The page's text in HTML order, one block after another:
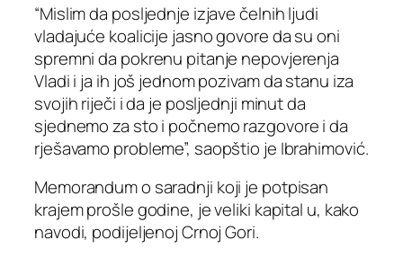
“Mislim da posljednje izjave čelnih ljudi
vladajuće koalicije jasno govore da su oni
spremni da pokrenu pitanje nepovjerenja
Vladi i ja ih još jednom pozivam da stanu iza
svojih riječi i da je posljednji minut da
sjednemo za sto i počnemo razgovore i da
rješavamo probleme”, saopštio je Ibrahimović.
Memorandum o saradnji koji je potpisan
krajem prošle godine, je veliki kapital u, kako
navodi, podijeljenoj Crnoj Gori.